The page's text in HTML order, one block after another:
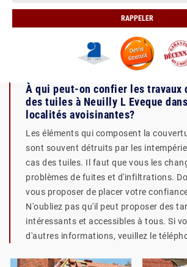
À qui peut-on confier les travaux
des tuiles à Neuilly L Eveque
localités avoisinantes?
Les éléments qui composent la
sont souvent détruits par les
cas des tuiles. Il faut que vous les
problèmes de fuites et d'infiltrations.
vous proposer de placer votre
N'oubliez pas qu'il peut proposer des
intéressants et accessibles à tous. Si
d'autres informations, veuillez le